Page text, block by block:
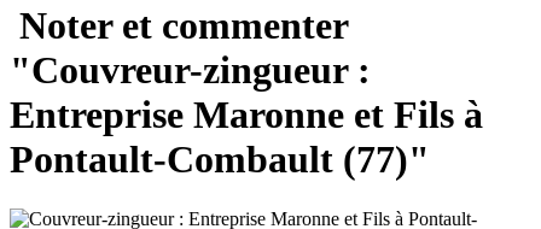
Noter et commenter
"Couvreur-zingueur :
Entreprise Maronne et Fils à
Pontault-Combault (77)"